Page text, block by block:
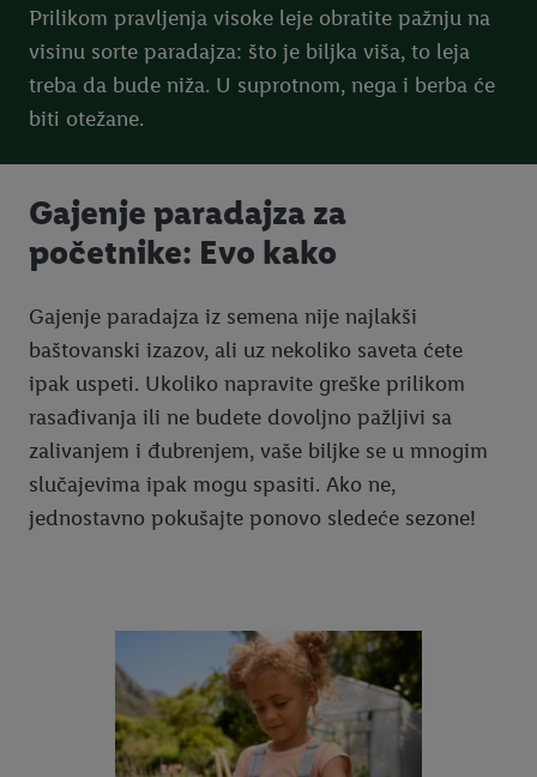
Prilikom pravljenja visoke leje obratite pažnju na
visinu sorte paradajza: što je biljka viša, to leja
treba da bude niža. U suprotnom, nega i berba će
biti otežane.
Gajenje paradajza za
početnike: Evo kako
Gajenje paradajza iz semena nije najlakši
baštovanski izazov, ali uz nekoliko saveta ćete
ipak uspeti. Ukoliko napravite greške prilikom
rasađivanja ili ne budete dovoljno pažljivi sa
zalivanjem i đubrenjem, vaše biljke se u mnogim
slučajevima ipak mogu spasiti. Ako ne,
jednostavno pokušajte ponovo sledeće sezone!